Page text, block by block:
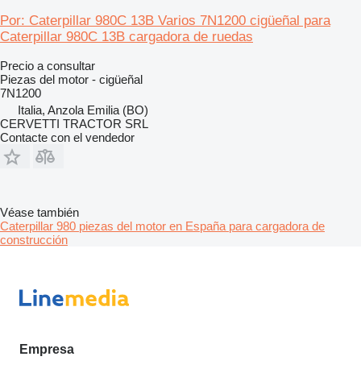
Por: Caterpillar 980C 13B Varios 7N1200 cigüeñal para
Caterpillar 980C 13B cargadora de ruedas
Precio a consultar
Piezas del motor - cigüeñal
7N1200
Italia, Anzola Emilia (BO)
CERVETTI TRACTOR SRL
Contacte con el vendedor
Véase también
Caterpillar 980 piezas del motor en España para cargadora de
construcción
Empresa